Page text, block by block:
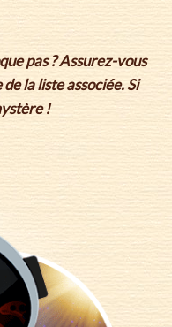
pas ? Assurez-vous
la liste associée. Si
!